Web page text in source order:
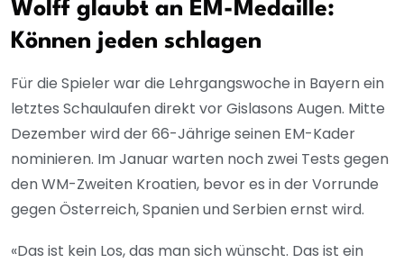
Wolff glaubt an EM-Medaille:
Können jeden schlagen
Für die Spieler war die Lehrgangswoche in Bayern ein
letztes Schaulaufen direkt vor Gislasons Augen. Mitte
Dezember wird der 66-Jährige seinen EM-Kader
nominieren. Im Januar warten noch zwei Tests gegen
den WM-Zweiten Kroatien, bevor es in der Vorrunde
gegen Österreich, Spanien und Serbien ernst wird.
«Das ist kein Los, das man sich wünscht. Das ist ein